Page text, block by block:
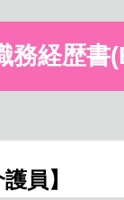
務経歴書
員】